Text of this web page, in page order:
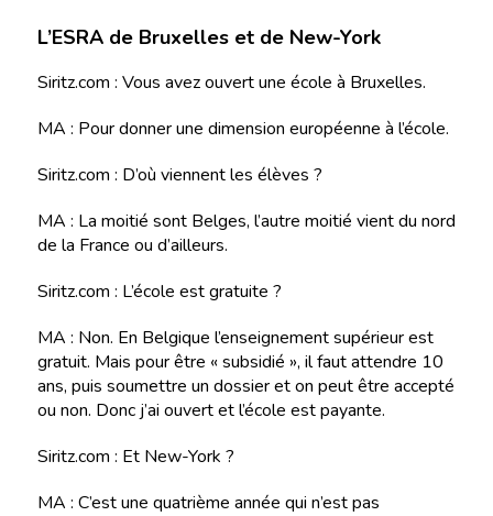
L’ESRA de Bruxelles et de New-York
Siritz.com : Vous avez ouvert une école à Bruxelles.
MA : Pour donner une dimension européenne à l’école.
Siritz.com : D’où viennent les élèves ?
MA : La moitié sont Belges, l’autre moitié vient du nord
de la France ou d’ailleurs.
Siritz.com : L’école est gratuite ?
MA : Non. En Belgique l’enseignement supérieur est
gratuit. Mais pour être « subsidié », il faut attendre 10
ans, puis soumettre un dossier et on peut être accepté
ou non. Donc j’ai ouvert et l’école est payante.
Siritz.com : Et New-York ?
MA : C’est une quatrième année qui n’est pas